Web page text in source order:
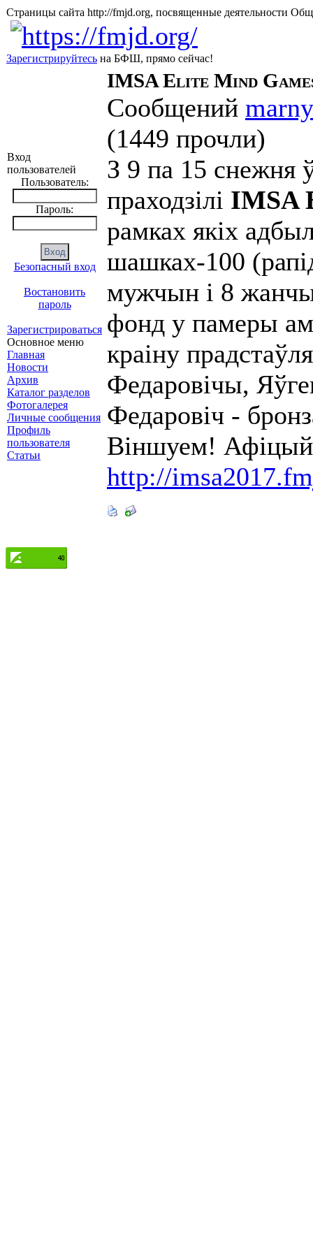
Страницы сайта http://fmjd.org, посвященные
Зарегистрируйтесь на БФШ, прямо сейчас!
Вход
пользователей
Пользователь:
Пароль:
Безопасный вход
Востановить
пароль
Зарегистрироваться
Основное меню
Главная
Новости
Архив
Каталог разделов
Фотогалерея
Личные сообщения
Профиль
пользователя
Статьи
IMSA Elite Mind
Сообщений marny
(1449 прочли)
З 9 па 15 снежня
праходзілі IMSA
рамках якіх
шашках-100
мужчын і 8
фонд у памеры
краіну
Федаровічы,
Федаровіч -
Віншуем!
http://